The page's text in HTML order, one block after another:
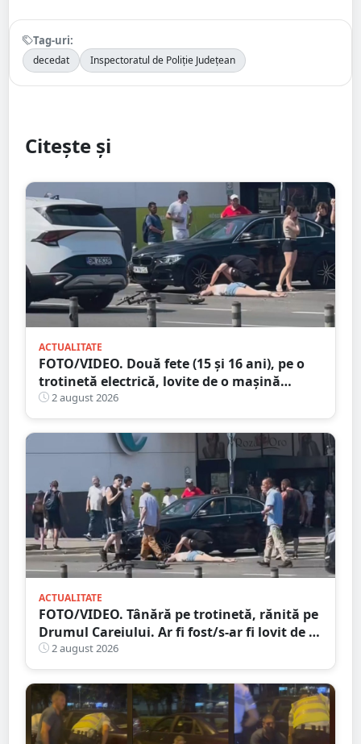
Tag-uri:
decedat Inspectoratul de Poliție Județean
Citește și
ACTUALITATE
FOTO/VIDEO. Două fete (15 și 16 ani), pe o
trotinetă electrică, lovite de o mașină
trotinetă lângă mall-ul NEPI
2 august 2026
ACTUALITATE
FOTO/VIDEO. Tânără pe trotinetă, rănită pe
Drumul Careiului. Ar fi fost/s-ar fi lovit de o
mașină
2 august 2026